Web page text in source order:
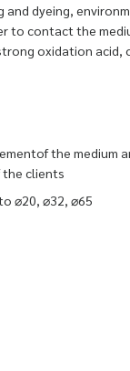
dyeing,
contact the
oxidation acid,
°C
the medium
clients
⌀20, ⌀32, ⌀65